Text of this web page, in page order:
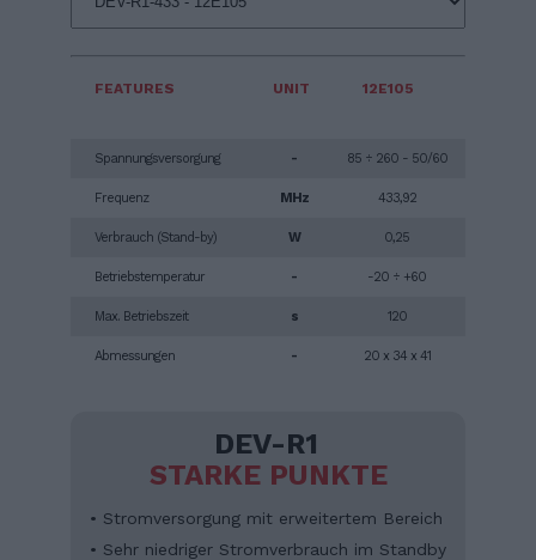
FEATURES
Spannungsversorgung
Frequenz
Verbrauch (Stand-by)
Betriebstemperatur
Max. Betriebszeit
Abmessungen
UNIT
-
MHz
W
-
s
-
12E105
85 ÷ 260 - 50/60
433,92
0,25
-20 ÷ +60
120
20 x 34 x 41
DEV-R1
STARKE PUNKTE
• Stromversorgung mit erweitertem Bereich
• Sehr niedriger Stromverbrauch im Standby